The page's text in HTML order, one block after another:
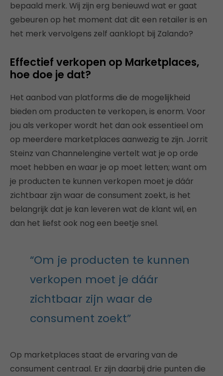
bepaald merk. Wij zijn erg benieuwd wat er gaat
gebeuren op het moment dat dit een retailer is en
het merk vervolgens zelf aanklopt bij Zalando?
Effectief verkopen op Marketplaces,
hoe doe je dat?
Het aanbod van platforms die de mogelijkheid
bieden om producten te verkopen, is enorm. Voor
jou als verkoper wordt het dan ook essentieel om
op meerdere marketplaces aanwezig te zijn. Jorrit
Steinz van Channelengine vertelt wat je op orde
moet hebben en waar je op moet letten; want om
je producten te kunnen verkopen moet je dáár
zichtbaar zijn waar de consument zoekt, is het
belangrijk dat je kan leveren wat de klant wil, en
dan het liefst ook nog een beetje snel.
“Om je producten te kunnen
verkopen moet je dáár
zichtbaar zijn waar de
consument zoekt”
Op marketplaces staat de ervaring van de
consument centraal. Er zijn daarbij drie punten die